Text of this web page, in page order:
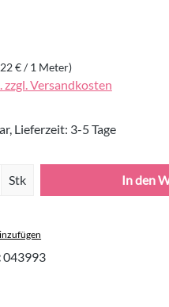
€ / 1 Meter)
zzgl. Versandkosten
Lieferzeit: 3-5 Tage
Gib den
Stk In den
043993